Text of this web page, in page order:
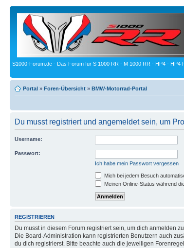
S1000-Forum.de - Das Forum für S 1000 RR - M 1000 RR - HP4 - HP4
Portal » Foren-Übersicht » BMW-Motorrad-Portal
Du musst registriert und angemeldet sein, um
Username:
Passwort:
Ich habe mein Passwort vergessen
Mich bei jedem Besuch
Meinen Online-Status während
REGISTRIEREN
Du musst in diesem Forum registriert sein, um dich anmelden
Die Board-Administration kann registrierten Benutzern auch
du dich registrierst. Bitte beachte auch die jeweiligen